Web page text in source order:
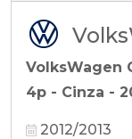
VolksWagen
4p - Cinza -
2012/2013